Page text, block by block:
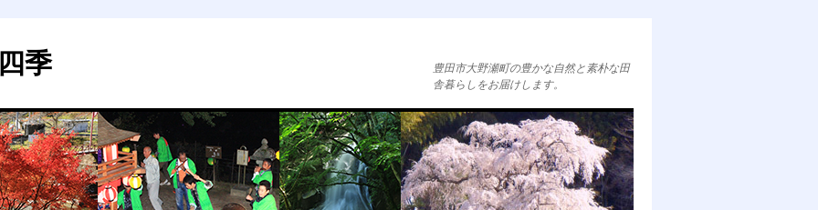
季
豊田市大野瀬町の豊かな自然と素朴な田
舎暮らしをお届けします。